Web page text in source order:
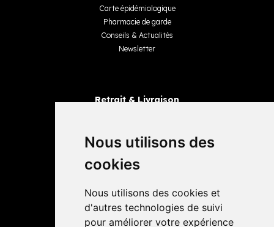
Nous utilisons des
cookies
Nous utilisons des cookies et
d'autres technologies de suivi
pour améliorer votre expérience
Carte épidémiologique
Pharmacie de garde
Conseils & Actualités
Newsletter
Retrait & Livraison
Livraisons
4,4 / 5 65 avis